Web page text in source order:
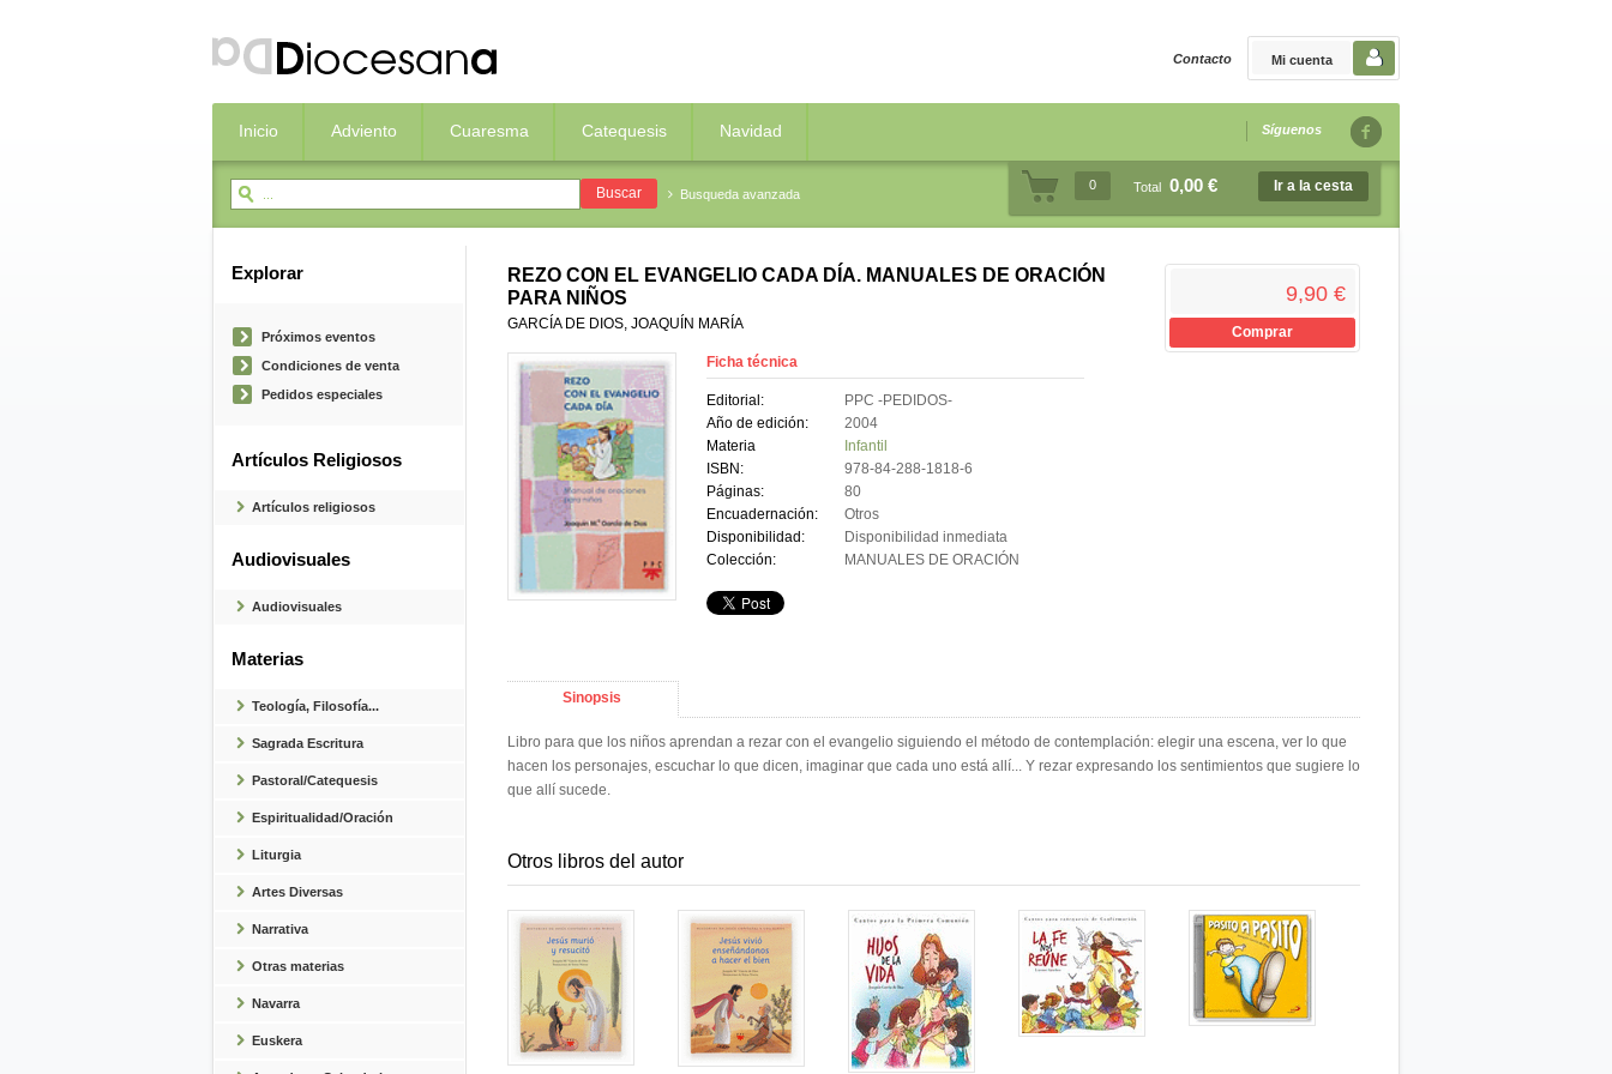
Mi cuenta
Contacto
Inicio Adviento Cuaresma Catequesis Navidad Síguenos
Busqueda avanzada
0 Total 0,00 € Ir a la cesta
Explorar
Próximos eventos
Condiciones de venta
Pedidos especiales
Artículos Religiosos
Artículos religiosos
Audiovisuales
Audiovisuales
Materias
Teología, Filosofía...
Sagrada Escritura
Pastoral/Catequesis
Espiritualidad/Oración
Liturgia
Artes Diversas
Narrativa
Otras materias
Navarra
Euskera
REZO CON EL EVANGELIO CADA DÍA. MANUALES DE ORACIÓN
PARA NIÑOS
GARCÍA DE DIOS, JOAQUÍN MARÍA
Ficha técnica
Editorial:
PPC -PEDIDOS-
Año de edición:
2004
Materia
Infantil
ISBN:
978-84-288-1818-6
Páginas:
80
Encuadernación:
Otros
Disponibilidad:
Disponibilidad inmediata
Colección:
MANUALES DE ORACIÓN
9,90 €
Comprar
Sinopsis
Libro para que los niños aprendan a rezar con el evangelio siguiendo el método de contemplación: elegir una escena, ver lo que
hacen los personajes, escuchar lo que dicen, imaginar que cada uno está allí... Y rezar expresando los sentimientos que sugiere lo
que allí sucede.
Otros libros del autor